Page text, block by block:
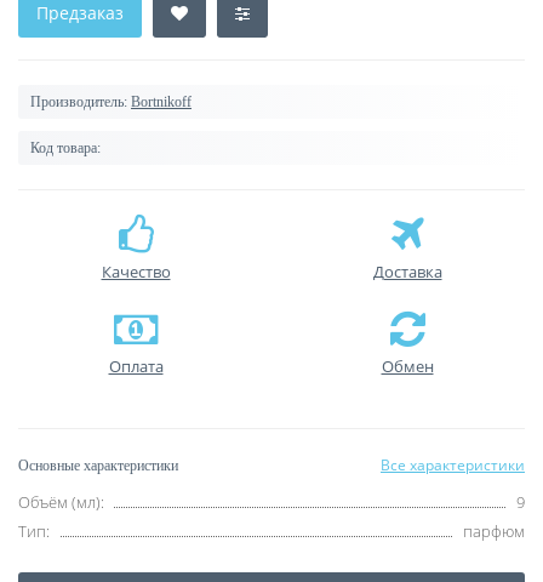
Предзаказ
Производитель: Bortnikoff
Код товара:
Качество Доставка
Оплата Обмен
Основные характеристики Все характеристики
Объём (мл):
9
Тип:
парфюм